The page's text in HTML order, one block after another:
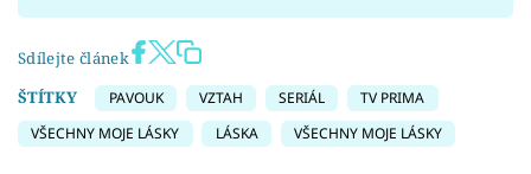
Sdílejte článek
ŠTÍTKY
PAVOUK VZTAH SERIÁL
TV PRIMA
VŠECHNY MOJE LÁSKY
LÁSKA VŠECHNY MOJE LÁSKY